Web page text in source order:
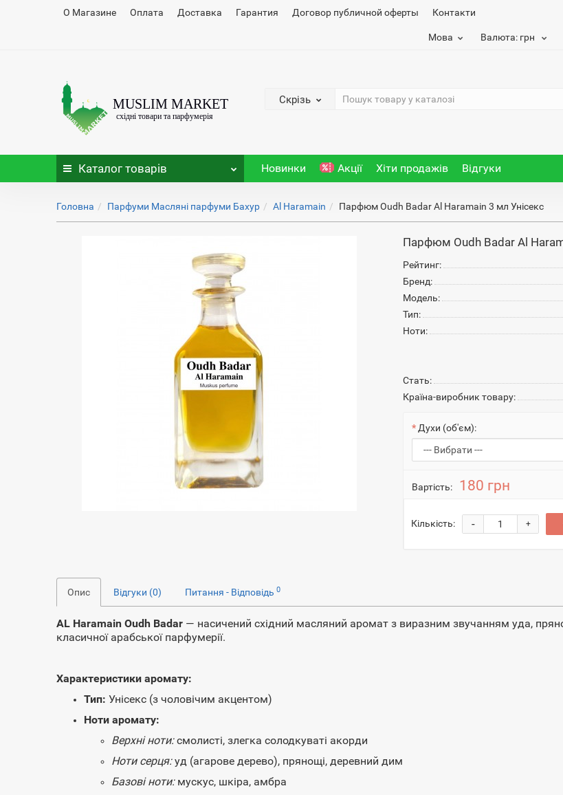
О Магазине Оплата Доставка Гарантия Договор публичной оферты Контакти
Мова Валюта: грн
Скрізь
Каталог товарів Новинки Акції Хіти продажів Відгуки
Головна Парфуми Масляні парфуми Бахур Al Haramain Парфюм Oudh Badar Al Haramain 3 мл Унісекс
Парфюм Oudh Badar Al
Рейтинг:
Бренд:
Модель:
Тип:
Ноти:
Стать:
Країна-виробник товару:
Духи (об'єм):
Вартість: 180 грн
Кількість: +
-
Опис Відгуки (0) Питання - Відповідь0
AL Haramain Oudh Badar — насичений східний масляний аромат з виразним звучанням уда,
класичної арабської парфумерії.
Характеристики аромату:
Тип: Унісекс (з чоловічим акцентом)
Ноти аромату:
Верхні ноти:смолисті, злегка солодкуваті акорди
Ноти серця:уд (агарове дерево), прянощі, деревний дим
Базові ноти:мускус, шкіра, амбра